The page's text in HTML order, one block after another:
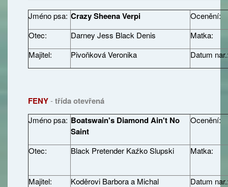
Jméno psa: Crazy Sheena Verpi
Ocenění:
Otec:
Darney Jess Black Denis
Matka:
Majitel:
Pivoňková Veronika Datum
FENY-třída otevřená
Jméno psa: Boatswain's Diamond Ain't No
Saint
Ocenění:
Otec: Black Pretender Kaźko Slupski Matka:
Majitel: Koděrovi Barbora a Michal Datum